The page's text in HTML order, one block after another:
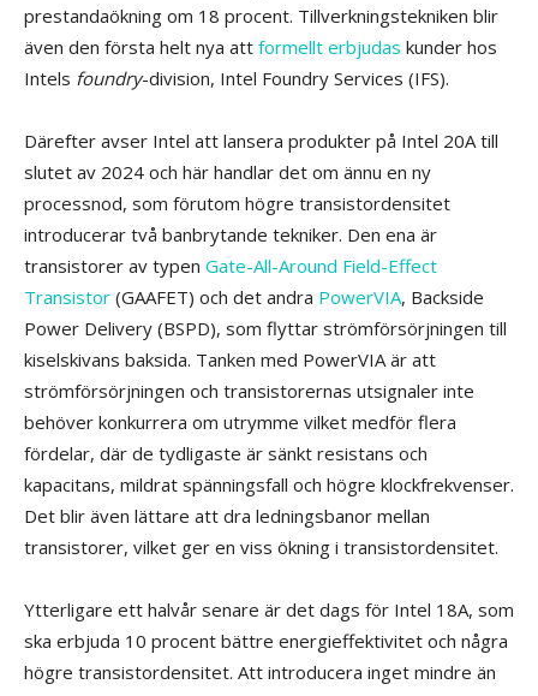
prestandaökning om 18 procent. Tillverkningstekniken blir
även den första helt nya att formellt erbjudas kunder hos
Intels foundry-division, Intel Foundry Services (IFS).
Därefter avser Intel att lansera produkter på Intel 20A till
slutet av 2024 och här handlar det om ännu en ny
processnod, som förutom högre transistordensitet
introducerar två banbrytande tekniker. Den ena är
transistorer av typen Gate-All-Around Field-Effect
Transistor (GAAFET) och det andra PowerVIA, Backside
Power Delivery (BSPD), som flyttar strömförsörjningen till
kiselskivans baksida. Tanken med PowerVIA är att
strömförsörjningen och transistorernas utsignaler inte
behöver konkurrera om utrymme vilket medför flera
fördelar, där de tydligaste är sänkt resistans och
kapacitans, mildrat spänningsfall och högre klockfrekvenser.
Det blir även lättare att dra ledningsbanor mellan
transistorer, vilket ger en viss ökning i transistordensitet.
Ytterligare ett halvår senare är det dags för Intel 18A, som
ska erbjuda 10 procent bättre energieffektivitet och några
högre transistordensitet. Att introducera inget mindre än